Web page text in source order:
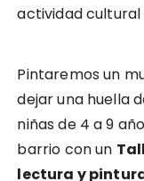
actividad
Pintaremos un
dejar una huella
niñas de 4 a 9
barrio con un
lectura y